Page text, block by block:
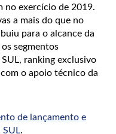
no exercício de 2019.
a mais do que no
para o alcance da
segmentos
ranking exclusivo
o apoio técnico da
de lançamento e
SUL.